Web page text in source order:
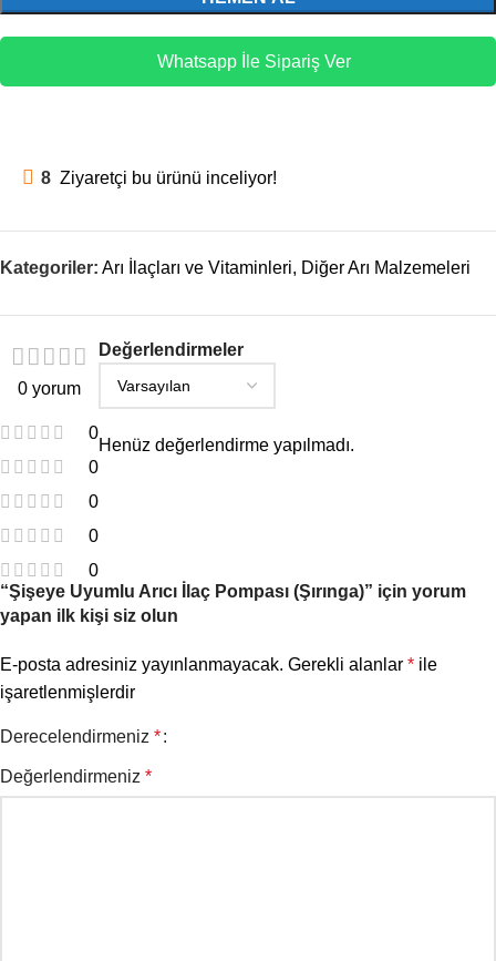
Whatsapp İle Sipariş Ver
8 Ziyaretçi bu ürünü inceliyor!
Kategoriler: Arı İlaçları ve Vitaminleri, Diğer Arı Malzemeleri
0 yorum
0
0
0
0
0
Değerlendirmeler
Henüz değerlendirme yapılmadı.
“Şişeye Uyumlu Arıcı İlaç Pompası (Şırınga)” için yorum
yapan ilk kişi siz olun
E-posta adresiniz yayınlanmayacak. Gerekli alanlar * ile
işaretlenmişlerdir
Derecelendirmeniz *
Değerlendirmeniz *